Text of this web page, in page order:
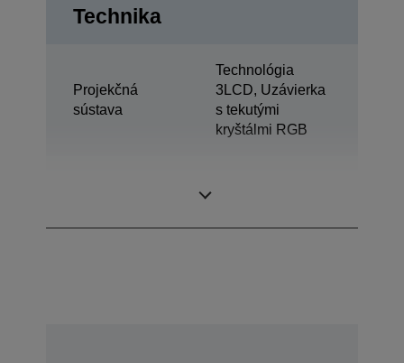
Technika
Projekčná
sústava
Technológia
3LCD, Uzávierka
s tekutými
kryštálmi RGB